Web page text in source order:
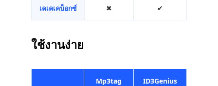
เคเคเคบ็อกซ์ ✖︎ ✔︎
ใช้งานง่าย
Mp3tag
ID3Genius